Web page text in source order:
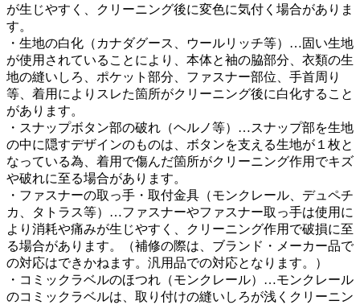
が生じやすく、クリーニング後に変色に気付く場合がありま
す。
・生地の白化（カナダグース、ウールリッチ等）…固い生地
が使用されていることにより、本体と袖の脇部分、衣類の生
地の縫いしろ、ポケット部分、ファスナー部位、手首周り
等、着用によりスレた箇所がクリーニング後に白化すること
があります。
・スナップボタン部の破れ（ヘルノ等）…スナップ部を生地
の中に隠すデザインのものは、ボタンを支える生地が１枚と
なっている為、着用で傷んだ箇所がクリーニング作用でキズ
や破れに至る場合があります。
・ファスナーの取っ手・取付金具（モンクレール、デュペチ
カ、タトラス等）…ファスナーやファスナー取っ手は使用に
より消耗や痛みが生じやすく、クリーニング作用で破損に至
る場合があります。（補修の際は、ブランド・メーカー品で
の対応はできかねます。汎用品での対応となります。）
・コミックラベルのほつれ（モンクレール）…モンクレール
のコミックラベルは、取り付けの縫いしろが浅くクリーニン